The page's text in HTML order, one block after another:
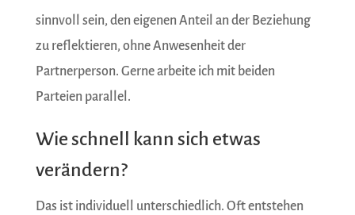
sinnvoll sein, den eigenen Anteil an der Beziehung
zu reflektieren, ohne Anwesenheit der
Partnerperson. Gerne arbeite ich mit beiden
Parteien parallel.
Wie schnell kann sich etwas
verändern?
Das ist individuell unterschiedlich. Oft entstehen